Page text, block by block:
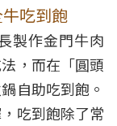
吃到飽
製作金門牛肉
，而在「圓頭
自助吃到飽。
吃到飽除了常